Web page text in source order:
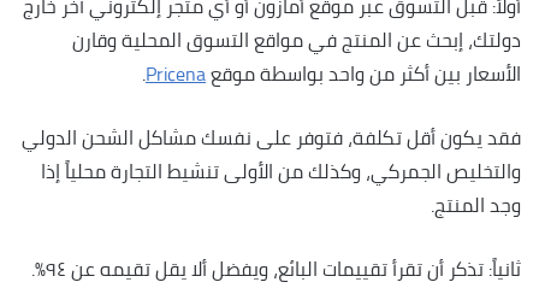
دولتك، إبحث عن المنتج في مواقع التسوق المحلية وقارن
الأسعار بين أكثر من واحد بواسطة موقعPricena
.
فقد يكون أقل تكلفة، فتوفر على نفسك مشاكل الشحن الدولي
والتخليص الجمركي، وكذلك من الأولى تنشيط التجارة محلياً إذا
وجد المنتج.
ثانياً: تذكر أن تقرأ تقييمات البائع، ويفضل ألا يقل تقيمه عن ٩٤٪؜.